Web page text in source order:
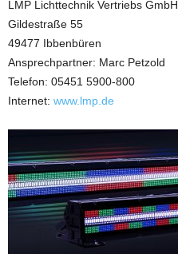
LMP Lichttechnik Vertriebs GmbH
Gildestraße 55
49477 Ibbenbüren
Ansprechpartner: Marc Petzold
Telefon: 05451 5900-800
Internet: www.lmp.de